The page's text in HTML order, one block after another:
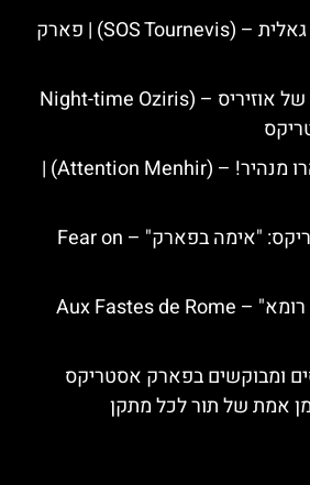
רכבת הרים מברגית גאלית – (SOS Tournevis) | פארק
מופע: המופע הלילי של אוזיריס – (Night-time Oziris
מתקן הרכיבה: היזהרו מנהיר! – (Attention Menhir) |
אירוע בפארק אסטריקס: "אימה בפארק" – Fear on
מסעדת "הקיסר של רומא" – Aux Fastes de Rome
ומבוקשים בפארק אסטריקס
אמת של תור לכל מתקן